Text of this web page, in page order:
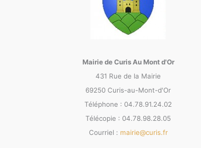
Mairie de Curis Au Mont d'Or
431 Rue de la Mairie
69250 Curis-au-Mont-d'Or
Téléphone : 04.78.91.24.02
Télécopie : 04.78.98.28.05
Courriel : mairie@curis.fr